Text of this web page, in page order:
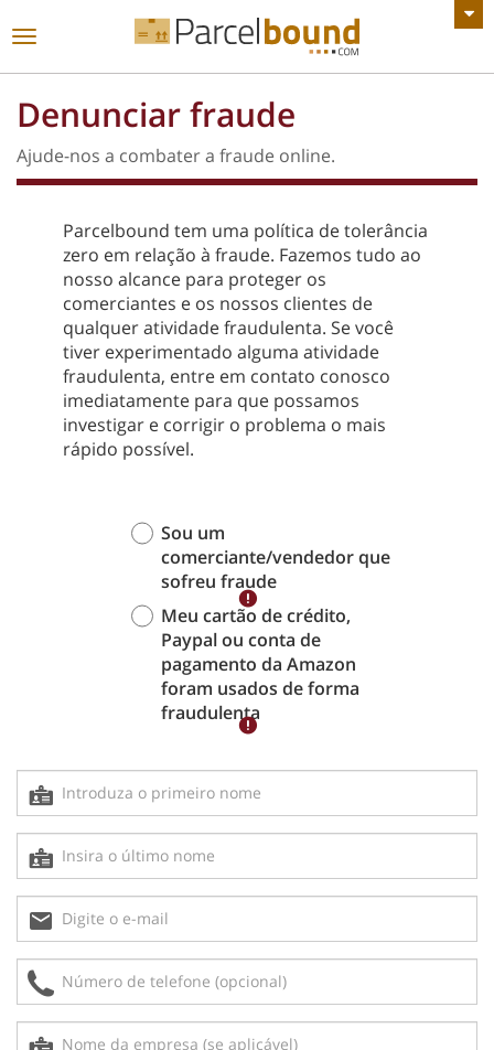
VER TODOS OS ANÚNCIOS
Alternar
Denunciar fraude
Ajude-nos a combater a fraude online.
Parcelbound tem uma política de tolerância
zero em relação à fraude. Fazemos tudo ao
nosso alcance para proteger os
comerciantes e os nossos clientes de
qualquer atividade fraudulenta. Se você
tiver experimentado alguma atividade
fraudulenta, entre em contato conosco
imediatamente para que possamos
investigar e corrigir o problema o mais
rápido possível.
Sou um
comerciante/vendedor que
sofreu fraude
Meu cartão de crédito,
Paypal ou conta de
pagamento da Amazon
foram usados de forma
fraudulenta